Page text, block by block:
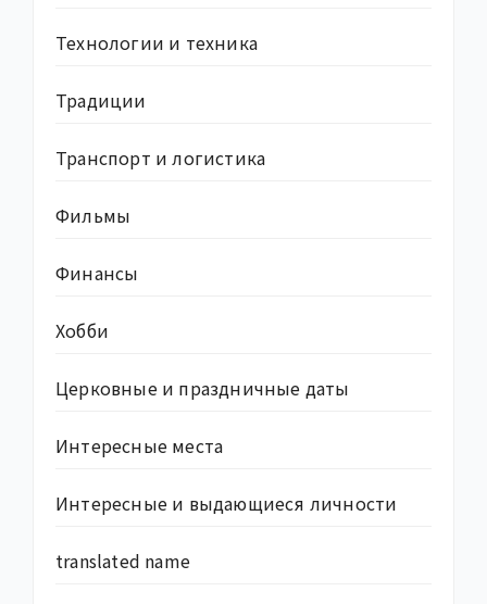
Технологии и техника
Традиции
Транспорт и логистика
Фильмы
Финансы
Хобби
Церковные и праздничные даты
Интересные места
Интересные и выдающиеся личности
translated name